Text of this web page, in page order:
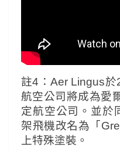
註4：Aer Lingus
航空公司將成為愛
定航空公司。並於
架飛機改名為「
上特殊塗裝。